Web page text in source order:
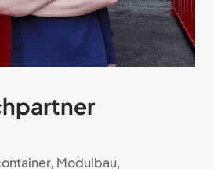
Modulbau,